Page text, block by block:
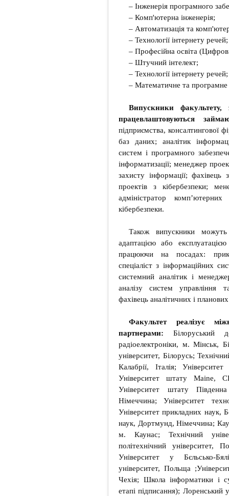
– Інженерія програмного
– Комп'ютерна інженерія;
– Автоматизація та
– Технології інтернету речей;
– Професійна освіта
– Штучний інтелект;
– Технології інтернету речей;
– Математичне та
Випускники факультету,
працевлаштовуються
підприємства, консалтингової
баз даних; аналітик
систем і програмного
інформатизації; менеджер
захисту інформації; фахівець
проектів з кібербезпеки;
адміністратор
кібербезпеки.
Також випускники
адаптацією або
працюючи на посадах:
спеціаліст з інформаційних
системний аналітик і
аналізу систем управління
фахівець аналітичних і планових
Факультет реалізує
партнерами: Білоруський
радіоелектроніки, м. Мінськ,
університет, Білорусь;
Калабрії, Італія;
Університет штату
Університет штату
Німеччина; Університет
Університет прикладних наук,
наук, Дортмунд, Німеччина;
м. Каунас; Технічний
політехнічний університет,
Університет у Бєльсько-
університет, Польща
Чехія; Школа інформатики і
етапі підписання); Лоренський